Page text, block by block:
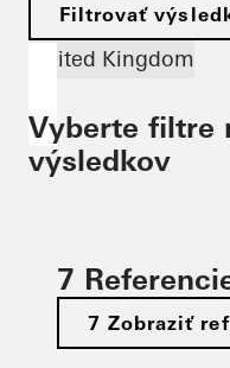
Filtrovať
United Kingdom
Vyberte filtre
výsledkov
7
7 Zobraziť